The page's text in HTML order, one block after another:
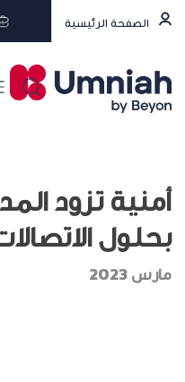
الصفحة الرئيسية
أمنية تزود
بحلول
مارس 2023